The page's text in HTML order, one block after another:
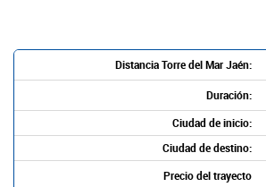
Distancia Torre del Mar Jaén:
Duración:
Ciudad de inicio:
Ciudad de destino:
Precio del trayecto